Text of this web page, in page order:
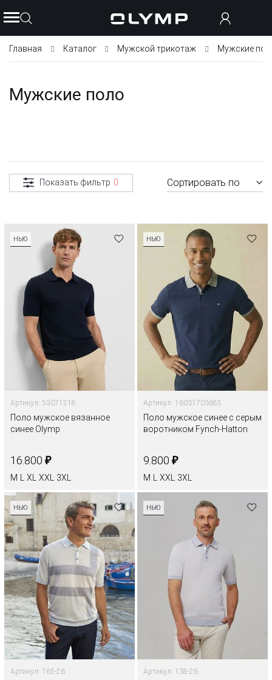
Главная Каталог Мужской трикотаж Мужские
Мужские поло
Показать фильтр 0 Сортировать по
НЬЮ
Артикул: 53071218
Поло мужское вязанное
синее Olymp
16.800 ₽
M XL XXL 3XL
НЬЮ
Артикул: 16031703685
Поло мужское синее с серым
воротником Fynch-Hatton
9.800 ₽
M XXL 3XL
НЬЮ
Артикул: 165-26
НЬЮ
Артикул: 138-26